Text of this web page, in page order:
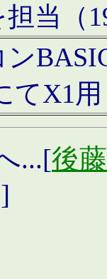
当（
てX1
...[後
]